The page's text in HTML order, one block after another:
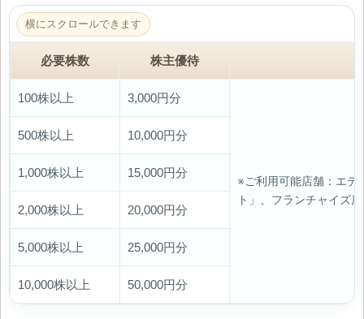
必要株数 株主優待
100株以上 3,000円分
※ご利用可能店舗：エデ
ト」、フランチャイズ
500株以上 10,000円分
1,000株以上 15,000円分
2,000株以上 20,000円分
5,000株以上 25,000円分
10,000株以上 50,000円分